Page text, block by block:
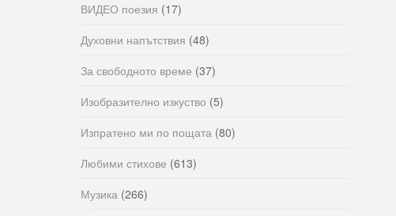
ВИДЕО поезия (17)
Духовни напътствия (48)
За свободното време (37)
Изобразително изкуство (5)
Изпратено ми по пощата (80)
Любими стихове (613)
Музика (266)